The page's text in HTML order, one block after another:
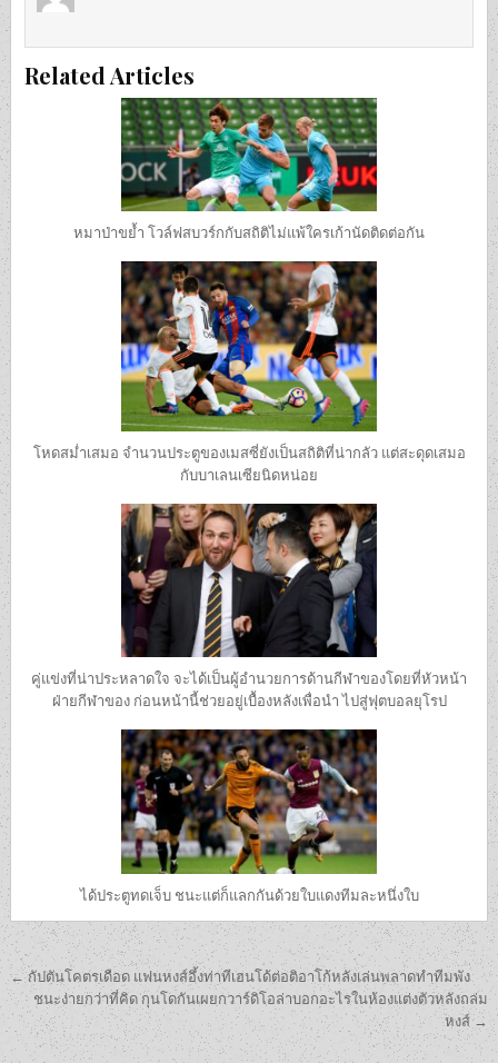
Related Articles
หมาป่าขย้ำ โวล์ฟสบวร์กกับสถิติไม่แพ้ใครเก้านัดติดต่อกัน
โหดสม่ำเสมอ จำนวนประตูของเมสซี่ยังเป็นสถิติที่น่ากลัว แต่สะดุดเสมอ
กับบาเลนเซียนิดหน่อย
คู่แข่งที่น่าประหลาดใจ จะได้เป็นผู้อำนวยการด้านกีฬาของโดยที่หัวหน้า
ฝ่ายกีฬาของ ก่อนหน้านี้ช่วยอยู่เบื้องหลังเพื่อนำ ไปสู่ฟุตบอลยุโรป
ได้ประตูทดเจ็บ ชนะแต่ก็แลกกันด้วยใบแดงทีมละหนึ่งใบ
เมนู
นำทาง
เรื่อง
← กัปตันโคตรเดือด แฟนหงส์อึ้งท่าทีเฮนโด้ต่อติอาโก้หลังเล่นพลาดทำทีมพัง
ชนะง่ายกว่าที่คิด กุนโดกันเผยกวาร์ดิโอล่าบอกอะไรในห้องแต่งตัวหลังถล่ม
หงส์ →